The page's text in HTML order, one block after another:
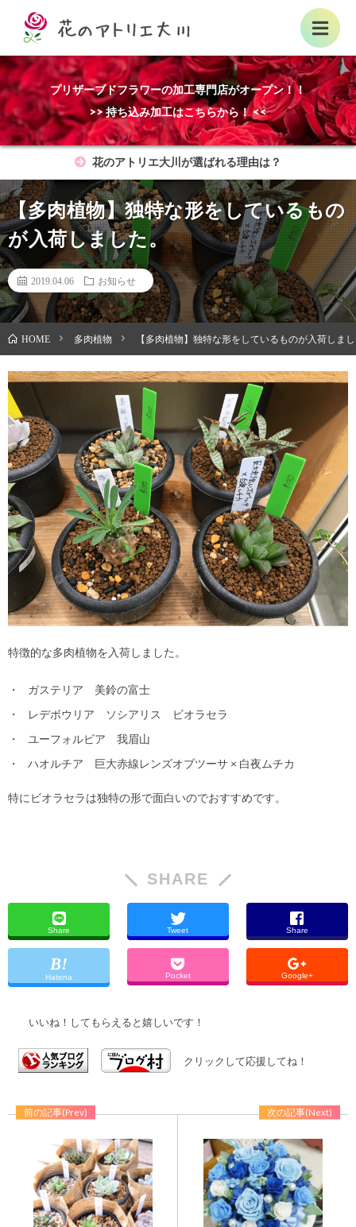
プリザーブドフラワーの加工専門店がオープン！！
>> 持ち込み加工はこちらから！ <<
花のアトリエ大川が選ばれる理由は？
【多肉植物】独特な形をしているもの
が入荷しました。
2019.04.06 お知らせ
HOME 多肉植物 【多肉植物】独特な形をしているものが入荷しま
特徴的な多肉植物を入荷しました。
ガステリア 美鈴の富士
レデボウリア ソシアリス ビオラセラ
ユーフォルビア 我眉山
ハオルチア 巨大赤線レンズオブツーサ × 白夜ムチカ
特にビオラセラは独特の形で面白いのでおすすめです。
SHARE
Share Tweet Share
Hatena Pocket Google+
いいね！してもらえると嬉しいです！
クリックして応援してね！
前の記事(Prev) 次の記事(Next)